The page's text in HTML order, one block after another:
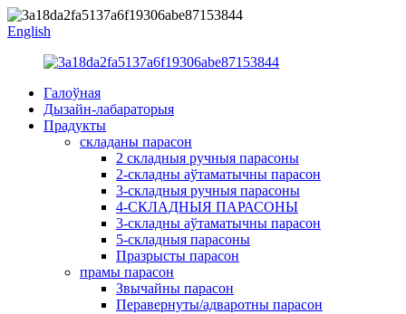
English
Галоўная
Дызайн-лабараторыя
Прадукты
складаны парасон
2 складныя ручныя парасоны
2-складны аўтаматычны парасон
3-складныя ручныя парасоны
4-СКЛАДНЫЯ ПАРАСОНЫ
3-складны аўтаматычны парасон
5-складныя парасоны
Празрысты парасон
прамы парасон
Звычайны парасон
Перавернуты/адваротны парасон